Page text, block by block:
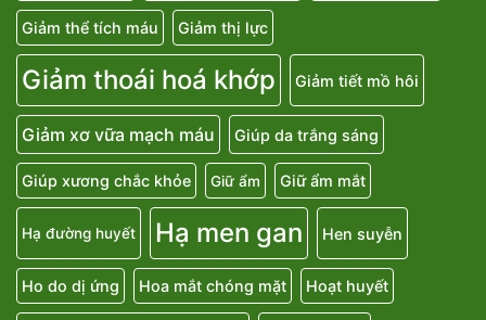
Giảm thể tích máu Giảm thị lực
Giảm thoái hoá khớp Giảm tiết mồ hôi
Giảm xơ vữa mạch máu Giúp da trắng sáng
Giúp xương chắc khỏe Giữ ẩm Giữ ẩm mắt
Hạ đường huyết Hạ men gan Hen suyễn
Ho do dị ứng Hoa mắt chóng mặt Hoạt huyết